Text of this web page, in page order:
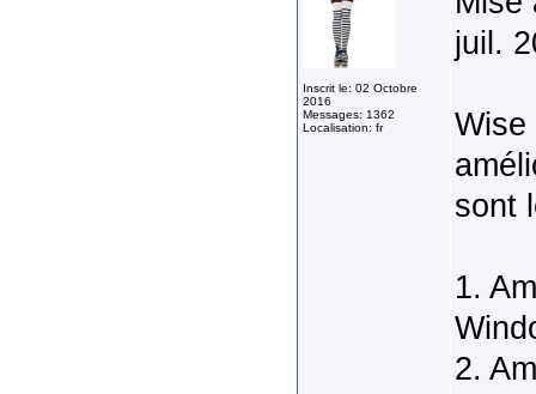
Inscrit le: 02 Octobre
2016
Messages: 1362
Localisation: fr
juil.
‎Wise
sont
1.
‎2.